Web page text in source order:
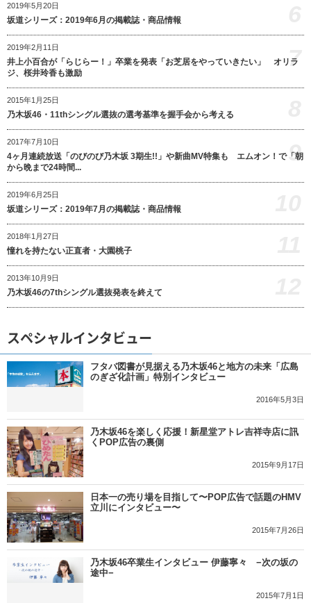
2019年5月20日
坂道シリーズ：2019年6月の掲載誌・商品情報
2019年2月11日
井上小百合が「らじらー！」卒業を発表「お芝居をやっていきたい」 オリラ
ジ、桜井玲香も激励
7
2015年1月25日
乃木坂46・11thシングル選抜の選考基準を握手会から考える
2017年7月10日
4ヶ月連続放送「のびのび乃木坂 3期生!!」や新曲MV特集も エムオン！で「朝
から晩まで24時間...
9
2019年6月25日
坂道シリーズ：2019年7月の掲載誌・商品情報
2018年1月27日
憧れを持たない正直者・大園桃子
2013年10月9日
乃木坂46の7thシングル選抜発表を終えて
スペシャルインタビュー
フタバ図書が見据える乃木坂46と地方の未来「広島
のぎざ化計画」特別インタビュー
2016年5月3日
乃木坂46を楽しく応援！新星堂アトレ吉祥寺店に訊
くPOP広告の裏側
2015年9月17日
日本一の売り場を目指して〜POP広告で話題のHMV
立川にインタビュー〜
2015年7月26日
乃木坂46卒業生インタビュー 伊藤寧々 −次の坂の
途中−
2015年7月1日